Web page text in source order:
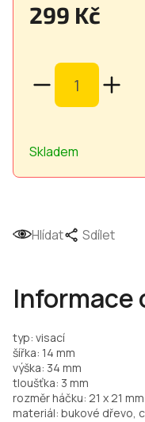
Hlídat Sdílet
299 Kč
Skladem
Informace
typ: visací
šířka: 14 mm
výška: 34 mm
tloušťka: 3 mm
rozměr háčku: 21 x 21 mm
materiál: bukové dřevo,